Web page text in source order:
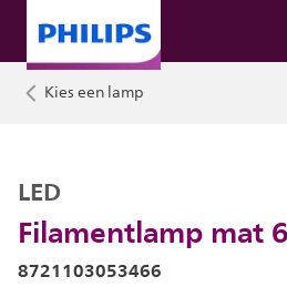
Kies een lamp
Filamentlamp mat
LED
8721103053466